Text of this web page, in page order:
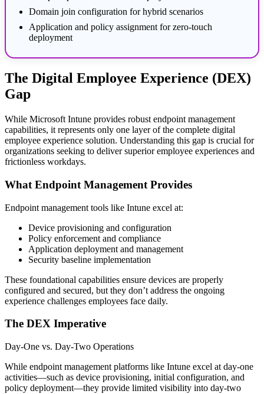
Domain join configuration for hybrid scenarios
Application and policy assignment for zero-touch
deployment
The Digital Employee Experience (DEX)
Gap
While Microsoft Intune provides robust endpoint management
capabilities, it represents only one layer of the complete digital
employee experience solution. Understanding this gap is crucial for
organizations seeking to deliver superior employee experiences and
frictionless workdays.
What Endpoint Management Provides
Endpoint management tools like Intune excel at:
Device provisioning and configuration
Policy enforcement and compliance
Application deployment and management
Security baseline implementation
These foundational capabilities ensure devices are properly
configured and secured, but they don’t address the ongoing
experience challenges employees face daily.
The DEX Imperative
Day-One vs. Day-Two Operations
While endpoint management platforms like Intune excel at day-one
activities—such as device provisioning, initial configuration, and
policy deployment—they provide limited visibility into day-two